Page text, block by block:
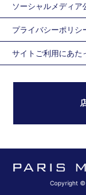
ソーシャルメディア
プライバシーポリシ
サイトご利用にあた
Copyright ©